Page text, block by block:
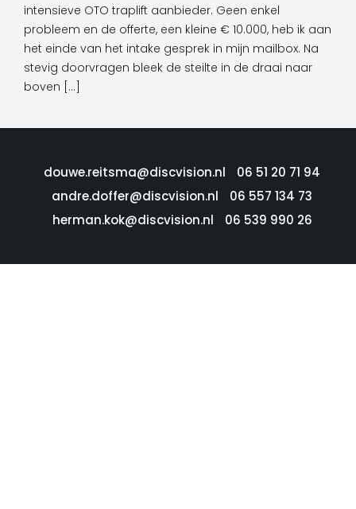
intensieve OTO traplift aanbieder. Geen enkel
probleem en de offerte, een kleine € 10.000, heb ik aan
het einde van het intake gesprek in mijn mailbox. Na
stevig doorvragen bleek de steilte in de draai naar
boven […]
douwe.reitsma@discvision.nl
06 51 20 71 94
andre.doffer@discvision.nl
06 557 134 73
herman.kok@discvision.nl
06 539 990 26